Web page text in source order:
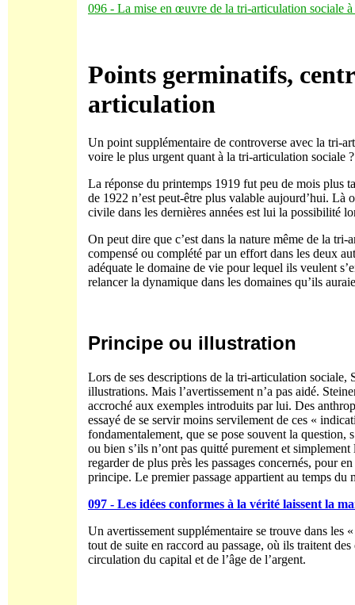
096 - La mise en œuvre de la tri-articulation sociale à
Points germinatifs,
articulation
Un point supplémentaire de controverse avec la tri-
voire le plus urgent quant à la tri-articulation sociale
La réponse du printemps 1919 fut peu de mois plus
de 1922 n’est peut-être plus valable aujourd’hui. Là
civile dans les dernières années est lui la possibilité
On peut dire que c’est dans la nature même de la
compensé ou complété par un effort dans les deux
adéquate le domaine de vie pour lequel ils veulent
relancer la dynamique dans les domaines qu’ils
Principe ou illustration
Lors de ses descriptions de la tri-articulation sociale,
illustrations. Mais l’avertissement n’a pas aidé.
accroché aux exemples introduits par lui. Des
essayé de se servir moins servilement de ces «
fondamentalement, que se pose souvent la question,
ou bien s’ils n’ont pas quitté purement et
regarder de plus près les passages concernés, pour
principe. Le premier passage appartient au temps
097 - Les idées conformes à la vérité laissent la
Un avertissement supplémentaire se trouve dans
tout de suite en raccord au passage, où ils traitent
circulation du capital et de l’âge de l’argent.